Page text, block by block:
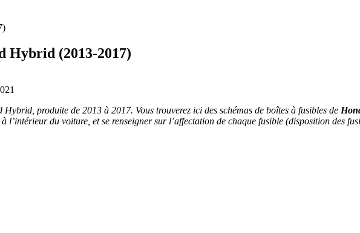
Hybrid (2013-2017)
produite de 2013 à 2017. Vous trouverez ici des schémas de boîtes à fusibles de
du voiture, et se renseigner sur l’affectation de chaque fusible (disposition des